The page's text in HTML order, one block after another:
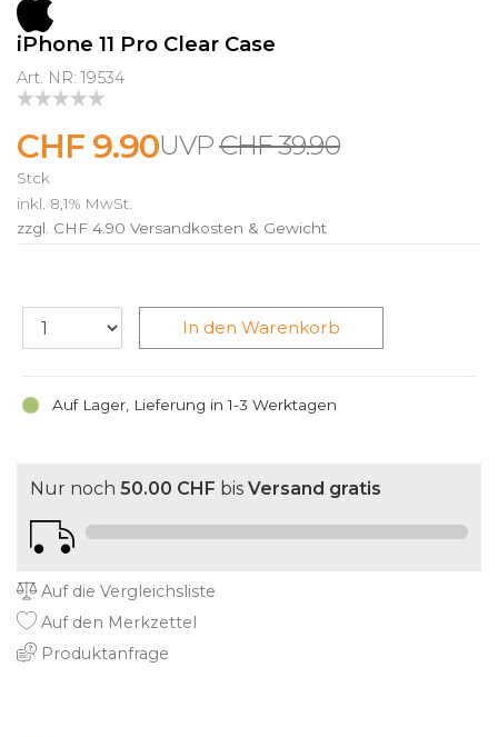
iPhone 11 Pro Clear Case
Art. NR: 19534
CHF 39.90
CHF 9.90
Stck
inkl. 8,1% MwSt.
zzgl. CHF 4.90 Versandkosten & Gewicht
Auf Lager, Lieferung in 1-3 Werktagen
In den Warenkorb
Nur noch 50.00 CHF bis Versand gratis
Auf die Vergleichsliste
Auf den Merkzettel
Produktanfrage